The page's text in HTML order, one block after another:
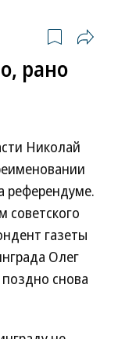
рано
Николай
референдуме.
советского
газеты
Олег
снова